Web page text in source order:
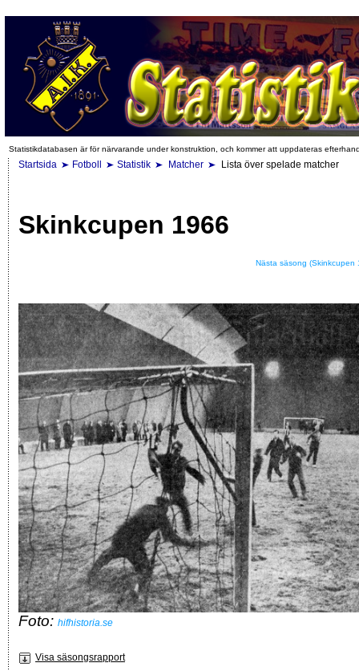
Statistikdatabasen är för närvarande under konstruktion, och kommer att uppdateras
Startsida Fotboll Statistik Matcher Lista över spelade matcher
Skinkcupen 1966
Nästa säsong (Skinkcupen
Foto: hifhistoria.se
Visa säsongsrapport